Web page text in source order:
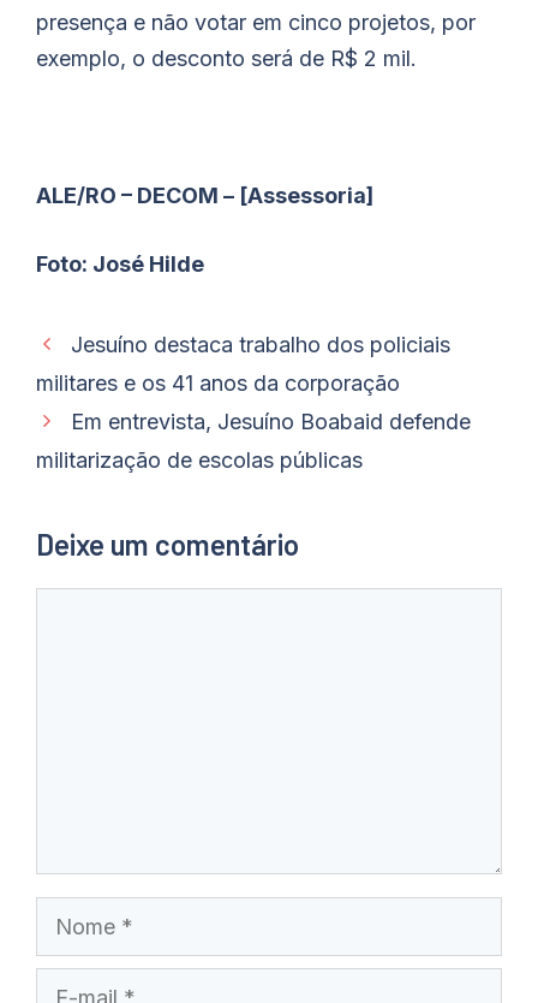
presença e não votar em cinco projetos, por
exemplo, o desconto será de R$ 2 mil.
ALE/RO – DECOM – [Assessoria]
Foto: José Hilde
Jesuíno destaca trabalho dos policiais
militares e os 41 anos da corporação
Em entrevista, Jesuíno Boabaid defende
militarização de escolas públicas
Deixe um comentário
Nome